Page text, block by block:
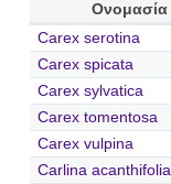
Ονομασία
Carex serotina
Carex spicata
Carex sylvatica
Carex tomentosa
Carex vulpina
Carlina acanthifolia